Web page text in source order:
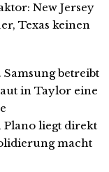
New Jersey
Texas keinen
betreibt
in Taylor eine
Plano liegt direkt
macht